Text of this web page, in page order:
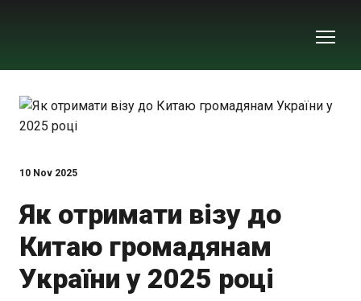
10 Nov 2025
Як отримати візу до
Китаю громадянам
України у 2025 році